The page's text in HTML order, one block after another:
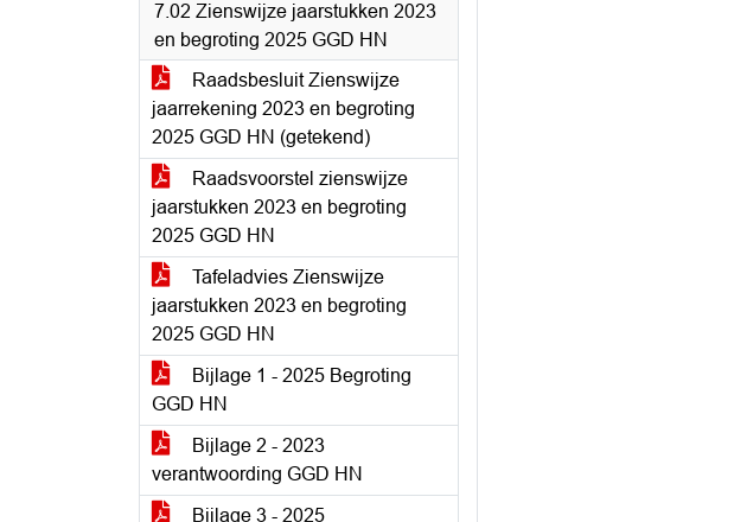
7.02 Zienswijze jaarstukken 2023
en begroting 2025 GGD HN
Raadsbesluit Zienswijze
jaarrekening 2023 en begroting
2025 GGD HN (getekend)
Raadsvoorstel zienswijze
jaarstukken 2023 en begroting
2025 GGD HN
Tafeladvies Zienswijze
jaarstukken 2023 en begroting
2025 GGD HN
Bijlage 1 - 2025 Begroting
GGD HN
Bijlage 2 - 2023
verantwoording GGD HN
Bijlage 3 - 2025